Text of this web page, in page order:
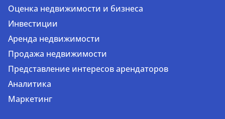
Оценка недвижимости и бизнеса
Инвестиции
Аренда недвижимости
Продажа недвижимости
Представление интересов арендаторов
Аналитика
Маркетинг